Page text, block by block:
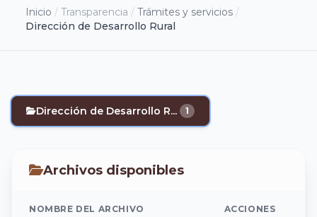
Inicio / Transparencia / Trámites y servicios /
Dirección de Desarrollo Rural
Dirección de Desarrollo R... 1
Archivos disponibles
NOMBRE DEL ARCHIVO ACCIONES